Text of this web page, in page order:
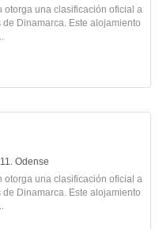
otorga una clasificación oficial a
de Dinamarca. Este alojamiento
Odense
otorga una clasificación oficial a
de Dinamarca. Este alojamiento